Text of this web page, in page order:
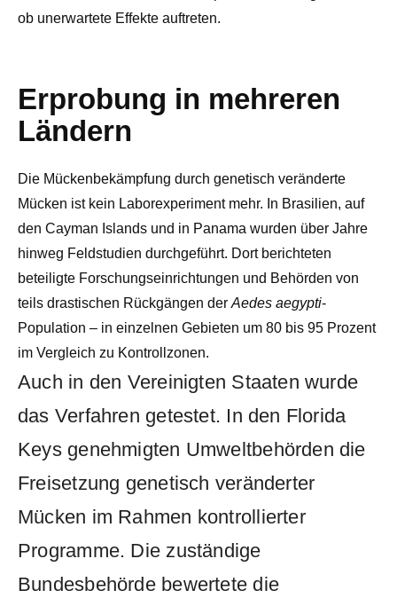
ob unerwartete Effekte auftreten.
Erprobung in mehreren
Ländern
Die Mückenbekämpfung durch genetisch veränderte
Mücken ist kein Laborexperiment mehr. In Brasilien, auf
den Cayman Islands und in Panama wurden über Jahre
hinweg Feldstudien durchgeführt. Dort berichteten
beteiligte Forschungseinrichtungen und Behörden von
teils drastischen Rückgängen derAedes aegypti-
Population – in einzelnen Gebieten um 80 bis 95 Prozent
im Vergleich zu Kontrollzonen.
Auch in den Vereinigten Staaten wurde
das Verfahren getestet. In den Florida
Keys genehmigten Umweltbehörden die
Freisetzung genetisch veränderter
Mücken im Rahmen kontrollierter
Programme. Die zuständige
Bundesbehörde bewertete die